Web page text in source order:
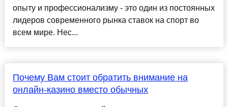
опыту и профессионализму - это один из постоянных
лидеров современного рынка ставок на спорт во
всем мире. Нес...
Почему Вам стоит обратить внимание на
онлайн-казино вместо обычных